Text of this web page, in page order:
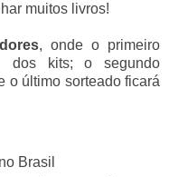
muitos livros!
, onde o primeiro
dos
kits; o segundo
o último sorteado ficará
Brasil